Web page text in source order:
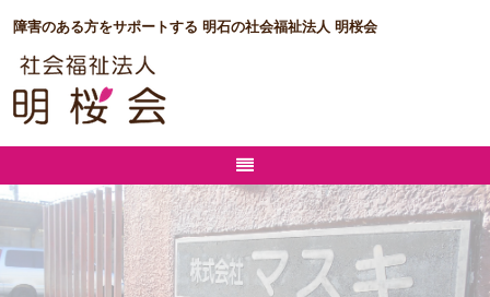
障害のある方をサポートする 明石の社会福祉法人 明桜会